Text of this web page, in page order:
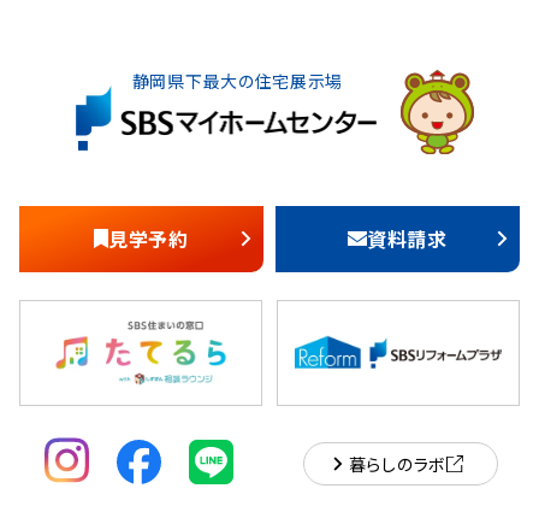
静岡県下最大の住宅展示場
見学予約 資料請求
暮らしのラボ